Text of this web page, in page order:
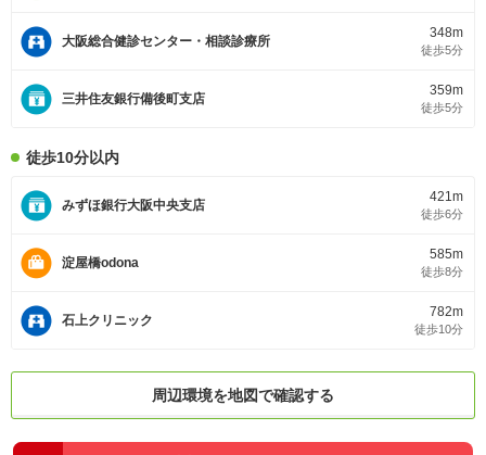
大阪総合健診センター・相談診療所
348m
徒歩5分
三井住友銀行備後町支店
359m
徒歩5分
徒歩10分以内
みずほ銀行大阪中央支店
421m
徒歩6分
淀屋橋odona
585m
徒歩8分
石上クリニック
782m
徒歩10分
周辺環境を地図で確認する